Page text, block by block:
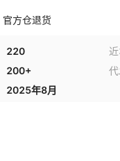
官方仓退货
220
200+
2025年8月